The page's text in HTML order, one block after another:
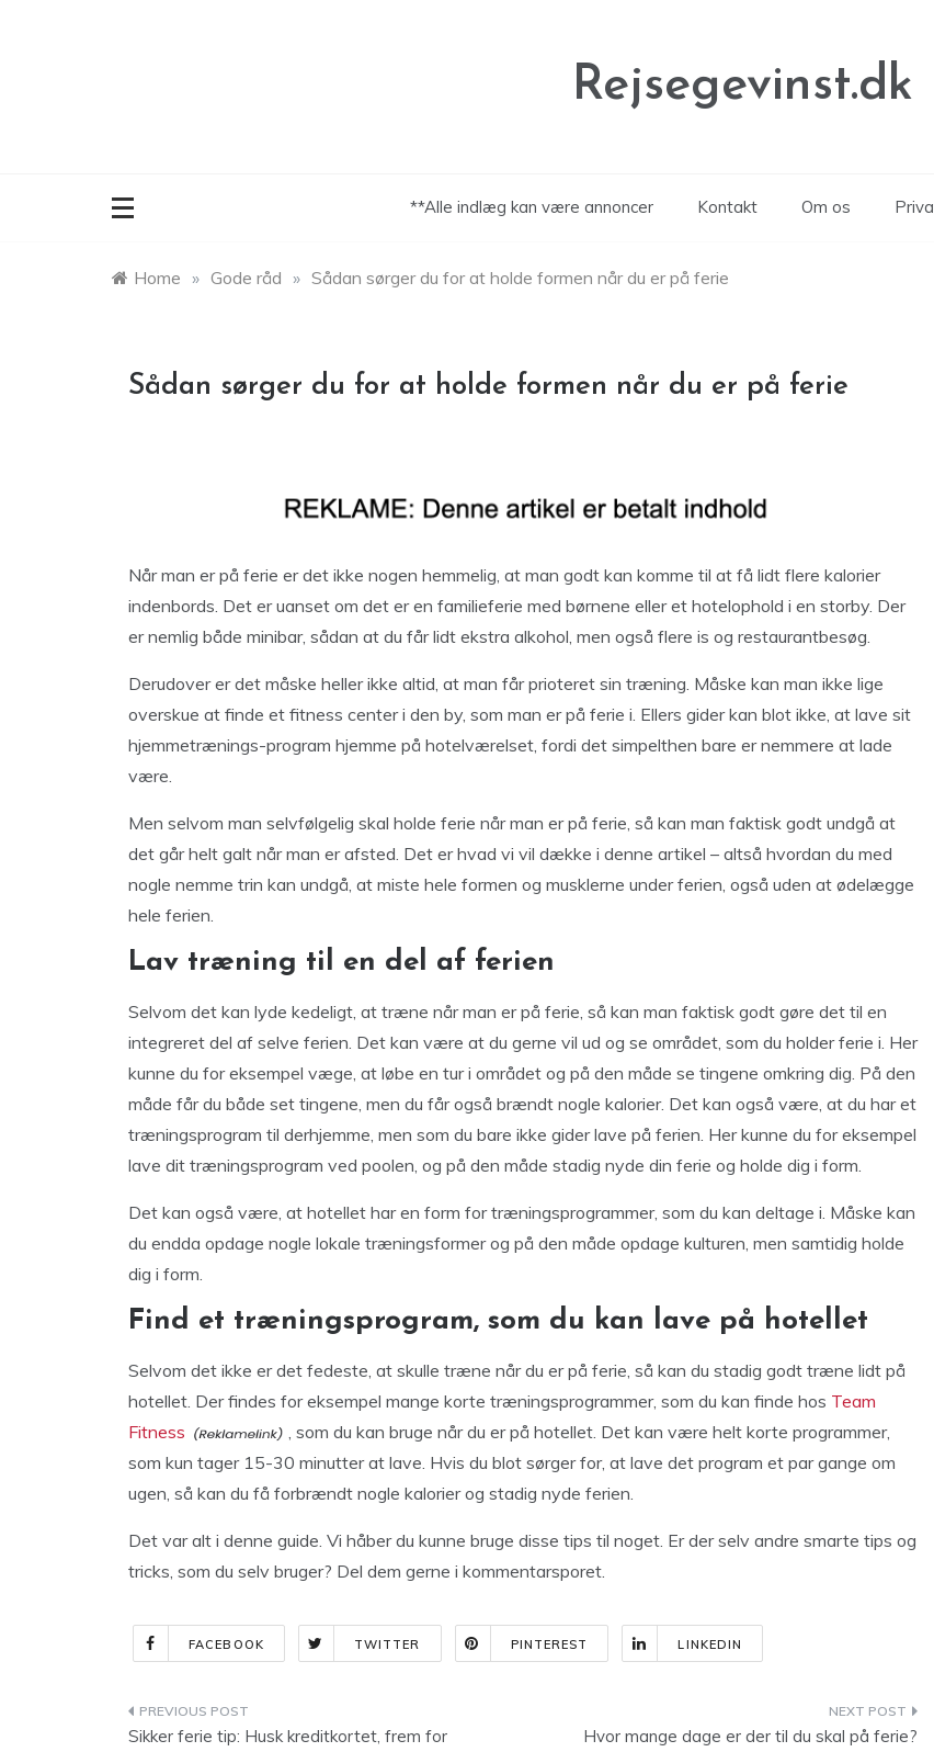
Rejsegevinst.dk
**Alle indlæg kan være annoncer Kontakt Om os
Home » Gode råd » Sådan sørger du for at holde formen når du er på ferie
Sådan sørger du for at holde formen når du er på ferie
Når man er på ferie er det ikke nogen hemmelig, at man godt kan komme til at få lidt flere kalorier
indenbords. Det er uanset om det er en familieferie med børnene eller et hotelophold i en storby. Der
er nemlig både minibar, sådan at du får lidt ekstra alkohol, men også flere is og restaurantbesøg.
Derudover er det måske heller ikke altid, at man får prioteret sin træning. Måske kan man ikke lige
overskue at finde et fitness center i den by, som man er på ferie i. Ellers gider kan blot ikke, at lave sit
hjemmetrænings-program hjemme på hotelværelset, fordi det simpelthen bare er nemmere at lade
være.
Men selvom man selvfølgelig skal holde ferie når man er på ferie, så kan man faktisk godt undgå at
det går helt galt når man er afsted. Det er hvad vi vil dække i denne artikel – altså hvordan du med
nogle nemme trin kan undgå, at miste hele formen og musklerne under ferien, også uden at ødelægge
hele ferien.
Lav træning til en del af ferien
Selvom det kan lyde kedeligt, at træne når man er på ferie, så kan man faktisk godt gøre det til en
integreret del af selve ferien. Det kan være at du gerne vil ud og se området, som du holder ferie i. Her
kunne du for eksempel væge, at løbe en tur i området og på den måde se tingene omkring dig. På den
måde får du både set tingene, men du får også brændt nogle kalorier. Det kan også være, at du har et
træningsprogram til derhjemme, men som du bare ikke gider lave på ferien. Her kunne du for eksempel
lave dit træningsprogram ved poolen, og på den måde stadig nyde din ferie og holde dig i form.
Det kan også være, at hotellet har en form for træningsprogrammer, som du kan deltage i. Måske kan
du endda opdage nogle lokale træningsformer og på den måde opdage kulturen, men samtidig holde
dig i form.
Find et træningsprogram, som du kan lave på hotellet
Selvom det ikke er det fedeste, at skulle træne når du er på ferie, så kan du stadig godt træne lidt på
hotellet. Der findes for eksempel mange korte træningsprogrammer, som du kan finde hos Team
Fitness
, som du kan bruge når du er på hotellet. Det kan være helt korte programmer,
som kun tager 15-30 minutter at lave. Hvis du blot sørger for, at lave det program et par gange om
ugen, så kan du få forbrændt nogle kalorier og stadig nyde ferien.
Det var alt i denne guide. Vi håber du kunne bruge disse tips til noget. Er der selv andre smarte tips og
tricks, som du selv bruger? Del dem gerne i kommentarsporet.
FACEBOOK TWITTER PINTEREST LINKEDIN
Indlægsnavigation
Sikker ferie tip: Husk kreditkortet, frem for
Hvor mange dage er der til du skal på ferie?